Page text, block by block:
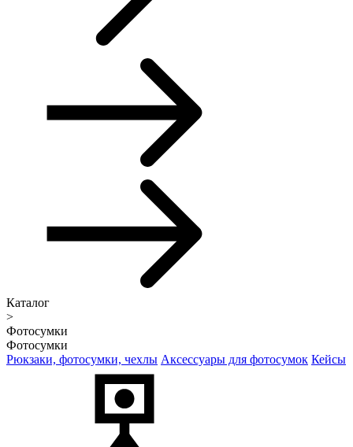
Каталог
>
Фотосумки
Фотосумки
Рюкзаки, фотосумки, чехлы Аксессуары для фотосумок Кейсы